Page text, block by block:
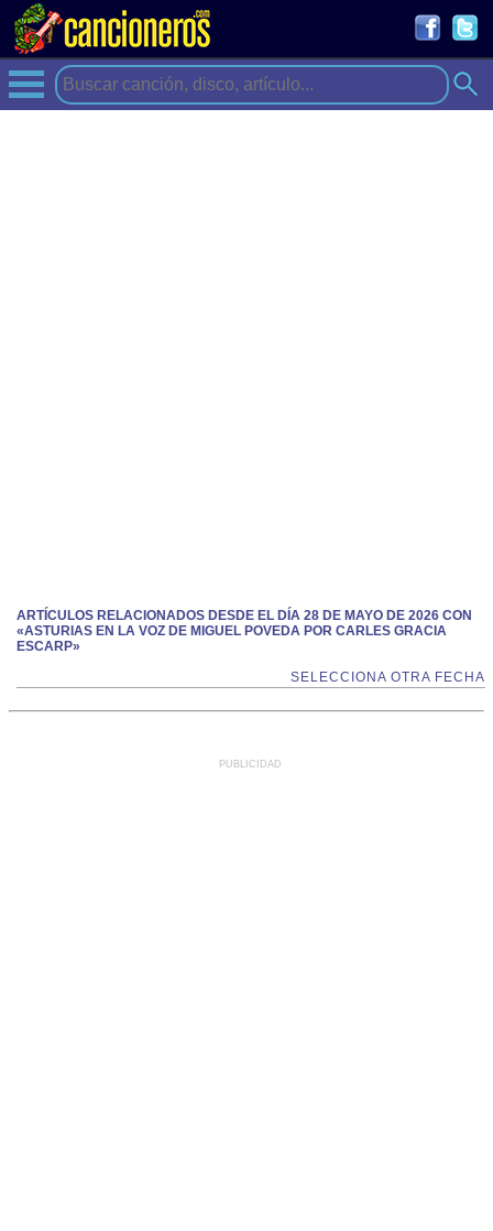
ARTÍCULOS RELACIONADOS DESDE EL DÍA 28 DE MAYO DE 2026 CON
«ASTURIAS EN LA VOZ DE MIGUEL POVEDA POR CARLES GRACIA
ESCARP»
SELECCIONA OTRA FECHA
PUBLICIDAD